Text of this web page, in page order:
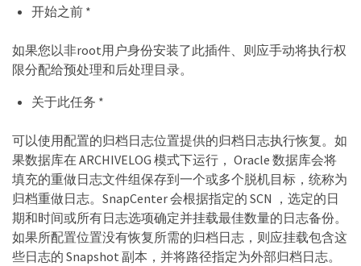
开始之前 *
如果您以非root用户身份安装了此插件、则应手动将执行权
限分配给预处理和后处理目录。
关于此任务 *
可以使用配置的归档日志位置提供的归档日志执行恢复。如
果数据库在 ARCHIVELOG 模式下运行， Oracle 数据库会将
填充的重做日志文件组保存到一个或多个脱机目标，统称为
归档重做日志。SnapCenter 会根据指定的 SCN ，选定的日
期和时间或所有日志选项确定并挂载最佳数量的日志备份。
如果所配置位置没有恢复所需的归档日志，则应挂载包含这
些日志的 Snapshot 副本，并将路径指定为外部归档日志。